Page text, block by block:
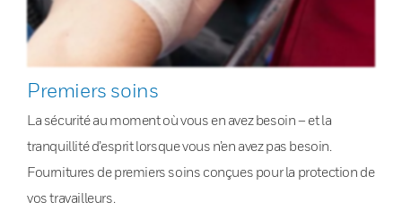
Premiers soins
La sécurité au moment où vous en avez besoin – et la
tranquillité d’esprit lorsque vous n’en avez pas besoin.
Fournitures de premiers soins conçues pour la protection de
vos travailleurs.